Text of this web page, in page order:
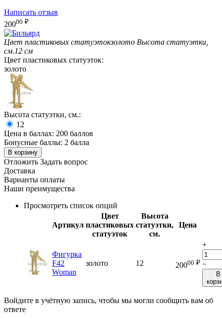
Написать отзыв
20000 ₽
Цвет пластиковых статуэтокзолото Высота статуэтки,
см.12 см
Цвет пластиковых статуэток:
золото
Высота статуэтки, см.:
12
Цена в баллах: 200 баллов
Бонусные баллы: 2 балла
В корзину
Отложить Задать вопрос
Доставка
Варианты оплаты
Наши преимущества
Просмотреть список опций
Артикул
Цвет
пластиковых
статуэток
Высота
статуэтки,
см.
Цена
Фигурка
F42
Woman
золото 12 20000 ₽
+
−
В
Войдите в учётную запись, чтобы мы могли сообщить вам об
ответе